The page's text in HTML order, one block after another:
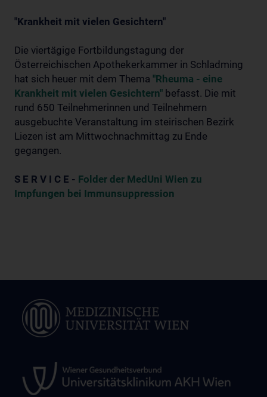
"Krankheit mit vielen Gesichtern"
Die viertägige Fortbildungstagung der
Österreichischen Apothekerkammer in Schladming
hat sich heuer mit dem Thema "Rheuma - eine
Krankheit mit vielen Gesichtern" befasst. Die mit
rund 650 Teilnehmerinnen und Teilnehmern
ausgebuchte Veranstaltung im steirischen Bezirk
Liezen ist am Mittwochnachmittag zu Ende
gegangen.
S E R V I C E - Folder der MedUni Wien zu
Impfungen bei Immunsuppression